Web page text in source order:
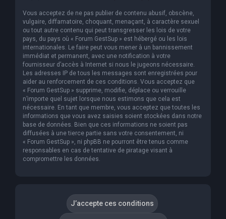
Vous acceptez de ne pas publier de contenu abusif, obscène,
vulgaire, diffamatoire, choquant, menaçant, à caractère sexuel
ou tout autre contenu qui peut transgresser les lois de votre
pays, du pays où « Forum GestSup » est hébergé ou les lois
internationales. Le faire peut vous mener à un bannissement
immédiat et permanent, avec une notification à votre
fournisseur d’accès à Internet si nous le jugeons nécessaire.
Les adresses IP de tous les messages sont enregistrées pour
aider au renforcement de ces conditions. Vous acceptez que
« Forum GestSup » supprime, modifie, déplace ou verrouille
n’importe quel sujet lorsque nous estimons que cela est
nécessaire. En tant que membre, vous acceptez que toutes les
informations que vous avez saisies soient stockées dans notre
base de données. Bien que ces informations ne soient pas
diffusées à une tierce partie sans votre consentement, ni
« Forum GestSup », ni phpBB ne pourront être tenus comme
responsables en cas de tentative de piratage visant à
compromettre les données.